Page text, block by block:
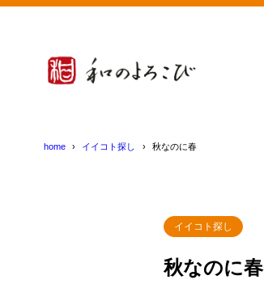
home イイコト探し 秋なのに春
イイコト探し
秋なのに春